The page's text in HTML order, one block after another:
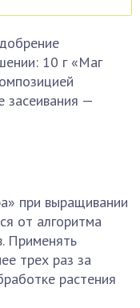
10 г «Маг
засеивания —
при выращивании
от алгоритма
Применять
трех раз за
растения